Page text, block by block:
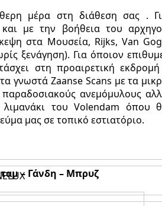
μέρα στη διάθεση σας .
και με την βοήθεια του
στα Μουσεία, Rijks, Van
ξενάγηση). Για όποιον
στη προαιρετική
γνωστά Zaanse Scans με τα
ανεμόμυλους
λιμανάκι του Volendam όπου
μας σε τοπικό εστιατόριο.
– Γάνδη – Μπρυζ